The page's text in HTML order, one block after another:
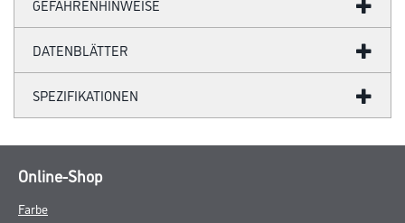
GEFAHRENHINWEISE
DATENBLÄTTER
SPEZIFIKATIONEN
Online-Shop
Farbe